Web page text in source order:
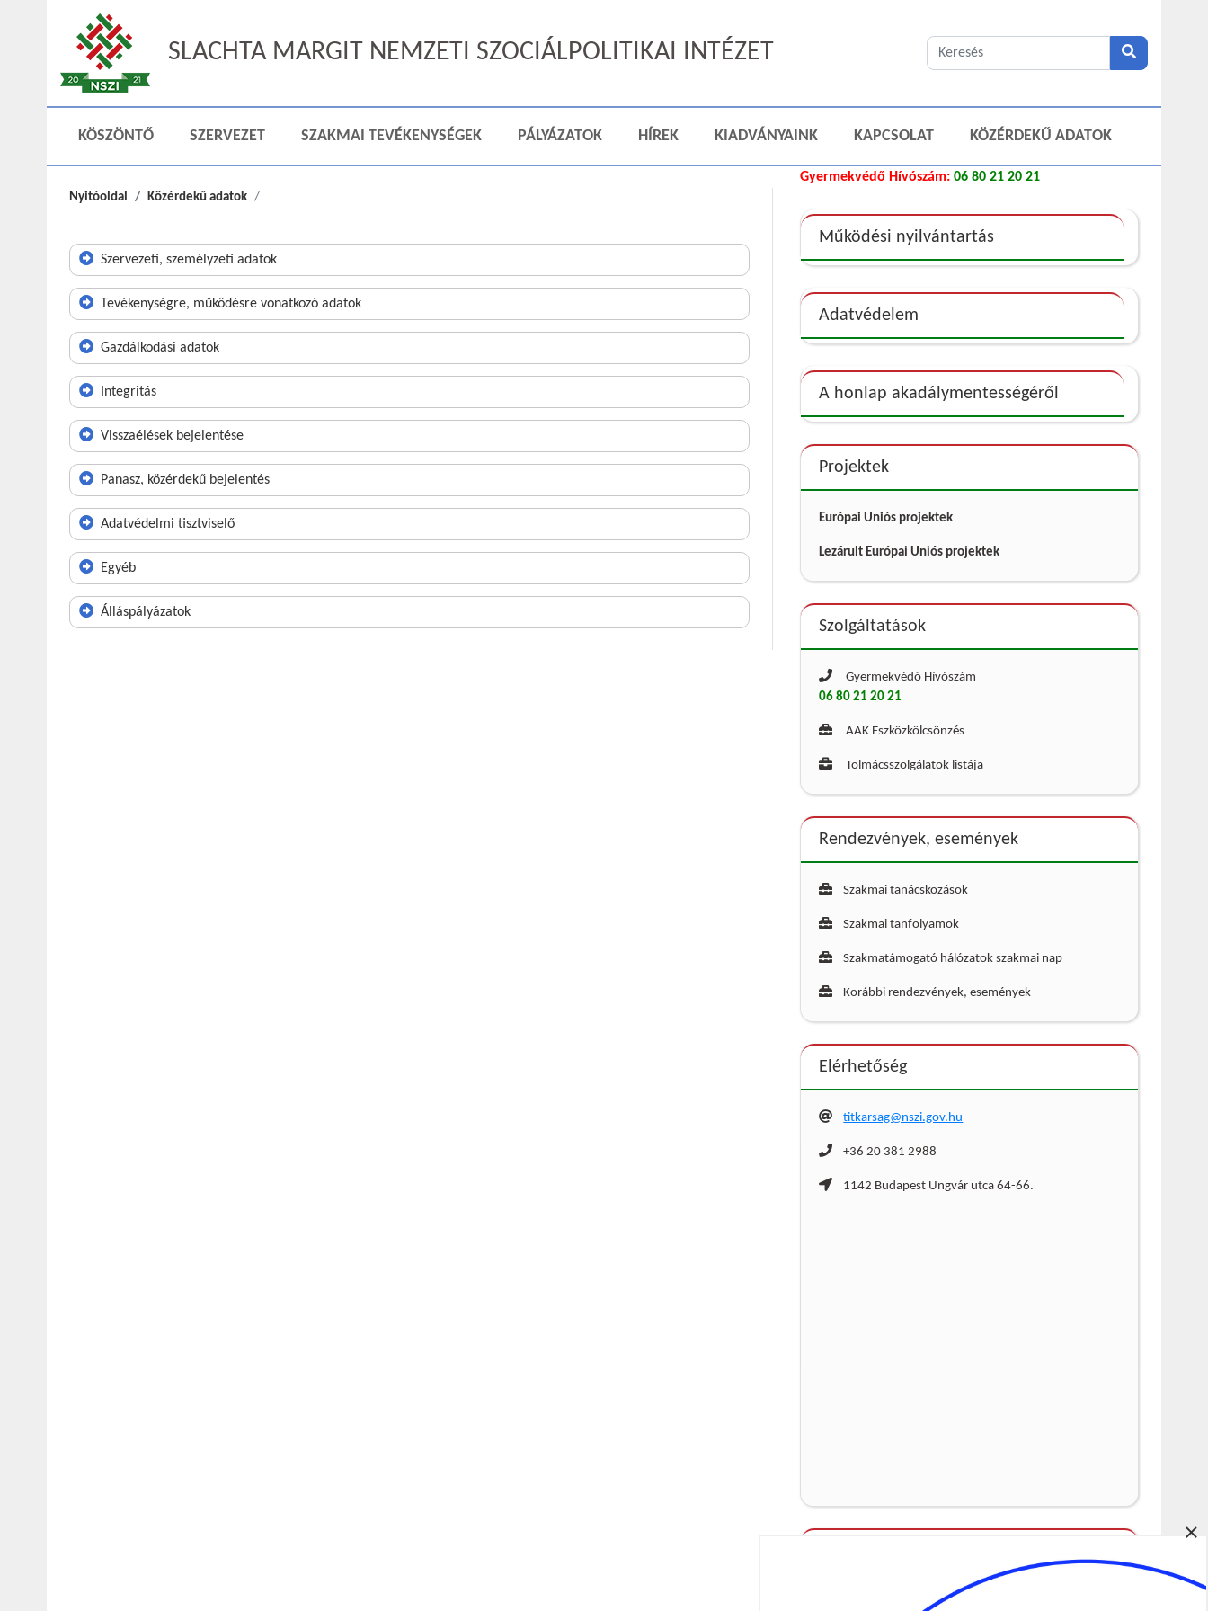
×
SLACHTA MARGIT NEMZETI SZOCIÁLPOLITIKAI INTÉZET
KÖSZÖNTŐ SZERVEZET SZAKMAI TEVÉKENYSÉGEK PÁLYÁZATOK HÍREK KIADVÁNYAINK KAPCSOLAT KÖZÉRDEKŰ ADATOK
Nyitóoldal Közérdekű adatok
Szervezeti, személyzeti adatok
Tevékenységre, működésre vonatkozó adatok
Gazdálkodási adatok
Integritás
Visszaélések bejelentése
Panasz, közérdekű bejelentés
Adatvédelmi tisztviselő
Egyéb
Álláspályázatok
Gyermekvédő Hívószám: 06 80 21 20 21
Működési nyilvántartás
Adatvédelem
A honlap akadálymentességéről
Projektek
Európai Uniós projektek
Lezárult Európai Uniós projektek
Szolgáltatások
Gyermekvédő Hívószám
06 80 21 20 21
AAK Eszközkölcsönzés
Tolmácsszolgálatok listája
Rendezvények, események
Szakmai tanácskozások
Szakmai tanfolyamok
Szakmatámogató hálózatok szakmai nap
Korábbi rendezvények, események
Elérhetőség
titkarsag@nszi.gov.hu
+36 20 381 2988
1142 Budapest Ungvár utca 64-66.